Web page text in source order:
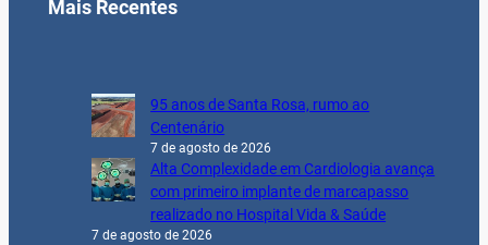
Mais Recentes
95 anos de Santa Rosa, rumo ao
Centenário
7 de agosto de 2026
Alta Complexidade em Cardiologia avança
com primeiro implante de marcapasso
realizado no Hospital Vida & Saúde
7 de agosto de 2026